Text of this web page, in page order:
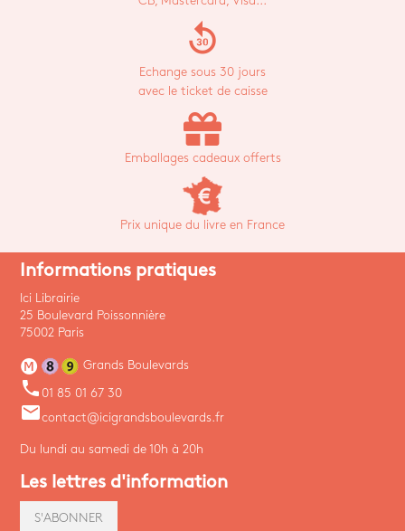
replay_30
Echange sous 30 jours
avec le ticket de caisse
Emballages cadeaux offerts
Prix unique du livre en France
Informations pratiques
Ici Librairie
25 Boulevard Poissonnière
75002 Paris
Grands Boulevards
phone 01 85 01 67 30
emailcontact@icigrandsboulevards.fr
Du lundi au samedi de 10h à 20h
Les lettres d'information
S'ABONNER